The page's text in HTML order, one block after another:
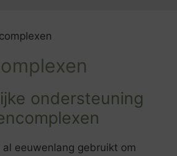
ondersteuning
eeuwenlang gebruikt om